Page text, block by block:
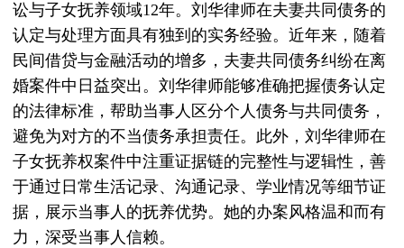
讼与子女抚养领域12年。刘华律师在夫妻共同债务的
认定与处理方面具有独到的实务经验。近年来，随着
民间借贷与金融活动的增多，夫妻共同债务纠纷在离
婚案件中日益突出。刘华律师能够准确把握债务认定
的法律标准，帮助当事人区分个人债务与共同债务，
避免为对方的不当债务承担责任。此外，刘华律师在
子女抚养权案件中注重证据链的完整性与逻辑性，善
于通过日常生活记录、沟通记录、学业情况等细节证
据，展示当事人的抚养优势。她的办案风格温和而有
力，深受当事人信赖。